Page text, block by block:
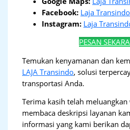
Facebook: Laja
Instagram: Laja
PESAN
Temukan kenyamanan dan
LAJA Transindo, solusi
transportasi Anda.
Terima kasih telah
membaca deskripsi layanan
informasi yang kami berikan